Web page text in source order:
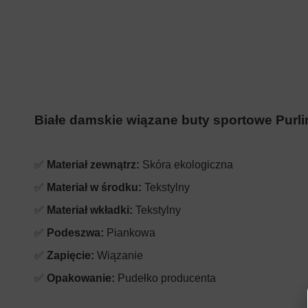
Białe damskie wiązane buty sportowe
✅ Materiał zewnątrz: Skóra ekologiczna
✅ Materiał w środku: Tekstylny
✅ Materiał wkładki: Tekstylny
✅ Podeszwa: Piankowa
✅ Zapięcie: Wiązanie
✅ Opakowanie: Pudełko producenta